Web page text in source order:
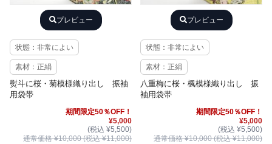
プレビュー
状態：非常によい
素材：正絹
熨斗に桜・菊模様織り出し 振袖
用袋帯
期間限定50％OFF！
¥5,000
(税込 ¥5,500)
通常価格 ¥10,000 (税込 ¥11,000)
プレビュー
状態：非常によい
素材：正絹
八重梅に桜・楓模様織り出し 振
袖用袋帯
期間限定50％OFF！
¥5,000
(税込 ¥5,500)
通常価格 ¥10,000 (税込 ¥11,000)